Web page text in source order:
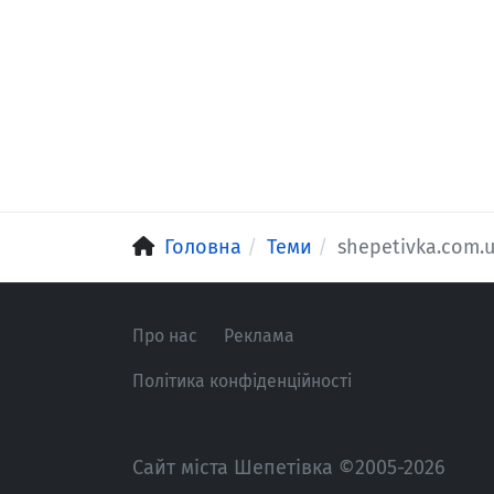
Головна Теми
Про нас Реклама
Політика конфіденційності
Сайт міста Шепетівка ©2005-2026